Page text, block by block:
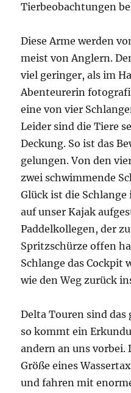
Tierbeobachtungen
Diese Arme werden
meist von Anglern.
viel geringer, als im
Abenteurerin
eine von vier
Leider sind die Tiere
Deckung. So ist das
gelungen. Von den
zwei schwimmende
Glück ist die
auf unser Kajak
Paddelkollegen, der
Spritzschürze offen
Schlange das Cockpit
wie den Weg zurück
Delta Touren sind das
so kommt ein
andern an uns vorbei.
Größe eines
und fahren mit